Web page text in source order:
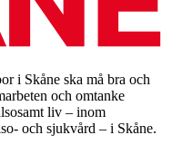
i Skåne ska må bra och
och omtanke
liv – inom
och sjukvård – i Skåne.